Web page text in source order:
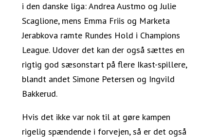
i den danske liga: Andrea Austmo og Julie
Scaglione, mens Emma Friis og Marketa
Jerabkova ramte Rundes Hold i Champions
League. Udover det kan der også sættes en
rigtig god sæsonstart på flere Ikast-spillere,
blandt andet Simone Petersen og Ingvild
Bakkerud.
Hvis det ikke var nok til at gøre kampen
rigelig spændende i forvejen, så er det også